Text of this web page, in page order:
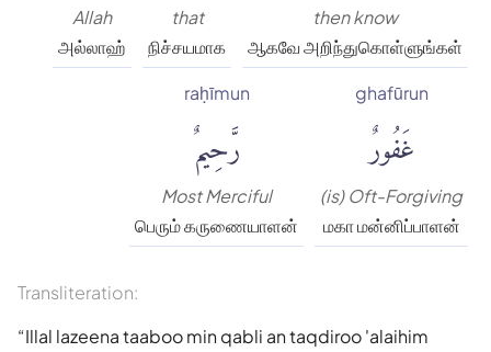
then know
ஆகவே அறிந்துகொள்ளுங்கள்
that
நிச்சயமாக
Allah
அல்லாஹ்
ghafūrun
غَفُورٌ
(is) Oft-Forgiving
மகா மன்னிப்பாளன்
raḥīmun
رَّحِيمٌ
Most Merciful
பெரும் கருணையாளன்
Transliteration:
Illal lazeena taaboo min qabli an taqdiroo 'alaihim